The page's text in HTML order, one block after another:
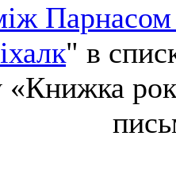
" в
«Книжка